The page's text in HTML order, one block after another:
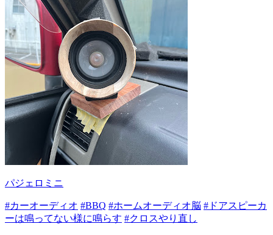
パジェロミニ
#カーオーディオ #BBQ #ホームオーディオ脳 #ドアスピーカ
ーは鳴ってない様に鳴らす #クロスやり直し